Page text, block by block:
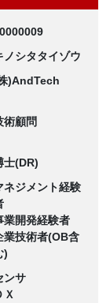
ノシタタイゾウ
)AndTech
術顧問
士(DR)
ネジメント経験
業開発経験者
業技術者(OB含
)
ンサ
Ｘ